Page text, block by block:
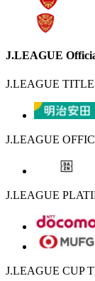
J.LEAGUE
J.LEAGUE TITLE
J.LEAGUE
J.LEAGUE
J.LEAGUE CUP